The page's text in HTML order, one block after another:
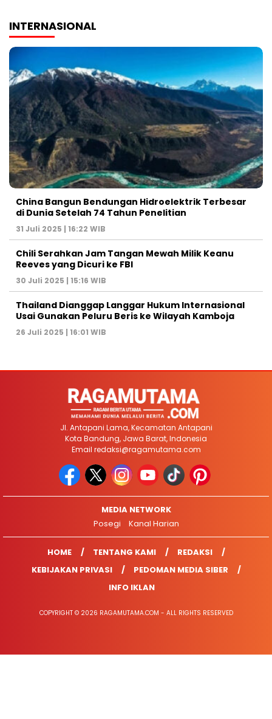
INTERNASIONAL
China Bangun Bendungan Hidroelektrik Terbesar
di Dunia Setelah 74 Tahun Penelitian
31 Juli 2025 | 16:22 WIB
Chili Serahkan Jam Tangan Mewah Milik Keanu
Reeves yang Dicuri ke FBI
30 Juli 2025 | 15:16 WIB
Thailand Dianggap Langgar Hukum Internasional
Usai Gunakan Peluru Beris ke Wilayah Kamboja
26 Juli 2025 | 16:01 WIB
Jl. Antapani Lama, Kecamatan Antapani
Kota Bandung, Jawa Barat, Indonesia
Email redaksi@ragamutama.com
MEDIA NETWORK
Posegi
Kanal Harian
HOME TENTANG KAMI
REDAKSI
KEBIJAKAN PRIVASI
PEDOMAN MEDIA SIBER
INFO IKLAN
COPYRIGHT © 2026 RAGAMUTAMA.COM - ALL RIGHTS RESERVED